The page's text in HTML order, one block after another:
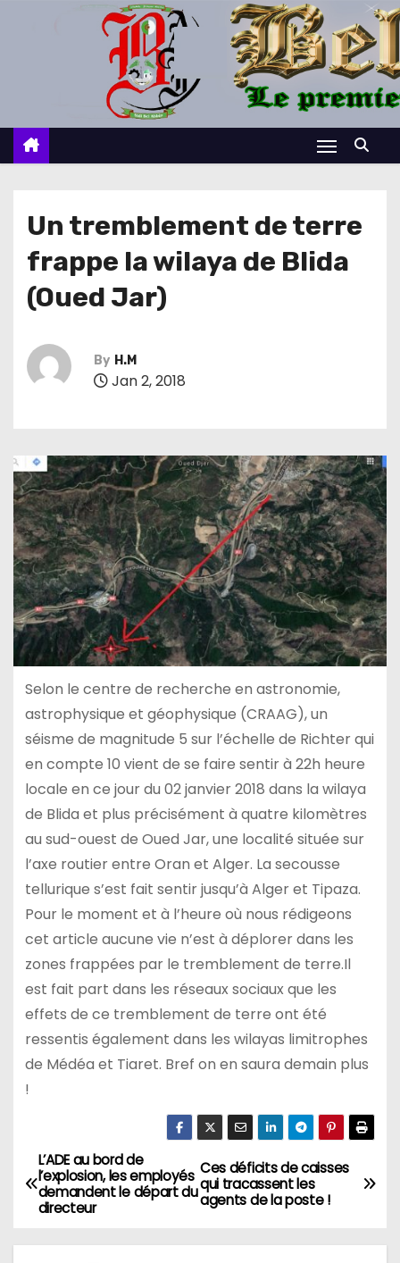
c
Un tremblement de terre
frappe la wilaya de Blida
(Oued Jar)
By H.M
Jan 2, 2018
Selon le centre de recherche en astronomie,
astrophysique et géophysique (CRAAG), un
séisme de magnitude 5 sur l’échelle de Richter qui
en compte 10 vient de se faire sentir à 22h heure
locale en ce jour du 02 janvier 2018 dans la wilaya
de Blida et plus précisément à quatre kilomètres
au sud-ouest de Oued Jar, une localité située sur
l’axe routier entre Oran et Alger. La secousse
tellurique s’est fait sentir jusqu’à Alger et Tipaza.
Pour le moment et à l’heure où nous rédigeons
cet article aucune vie n’est à déplorer dans les
zones frappées par le tremblement de terre.Il
est fait part dans les réseaux sociaux que les
effets de ce tremblement de terre ont été
ressentis également dans les wilayas limitrophes
de Médéa et Tiaret. Bref on en saura demain plus
!
N
a
v
Ces déficits de caisses
qui tracassent les
agents de la poste !
L’ADE au bord de
l’explosion, les employés
demandent le départ du
directeur